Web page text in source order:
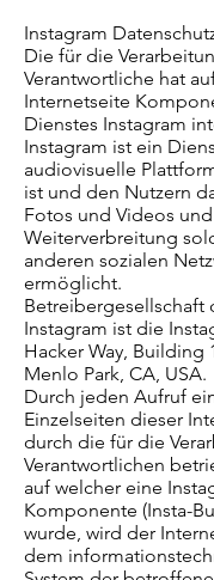
Instagram
Die für die
Verantwortliche hat
Internetseite
Dienstes Instagram
Instagram ist ein
audiovisuelle
ist und den Nutzern
Fotos und Videos
Weiterverbreitung
anderen sozialen
ermöglicht.
Betreibergesellschaft
Instagram ist die
Hacker Way, Building
Menlo Park, CA, USA.
Durch jeden Aufruf
Einzelseiten dieser
durch die für die
Verantwortlichen
auf welcher eine
Komponente (Insta-
wurde, wird der
dem